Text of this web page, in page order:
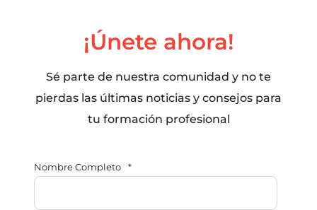
¡Únete ahora!
Sé parte de nuestra comunidad y no te
pierdas las últimas noticias y consejos para
tu formación profesional
Nombre Completo *